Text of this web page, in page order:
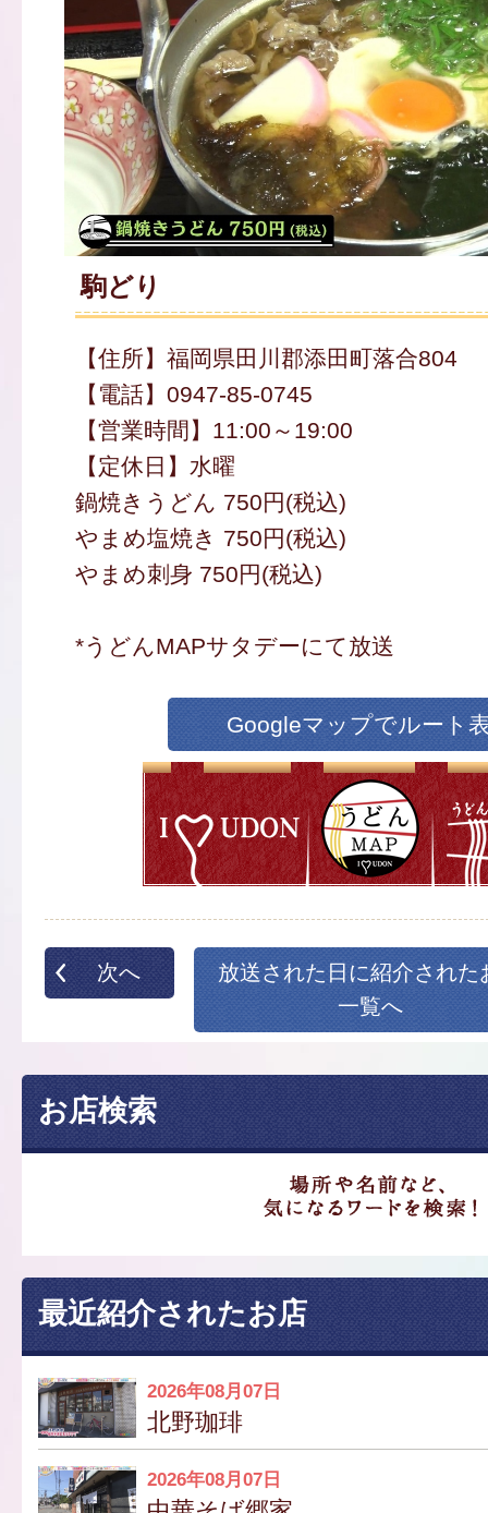
駒どり
【住所】福岡県田川郡添田町落合804
【電話】0947-85-0745
【営業時間】11:00～19:00
【定休日】水曜
鍋焼きうどん 750円(税込)
やまめ塩焼き 750円(税込)
やまめ刺身 750円(税込)
*うどんMAPサタデーにて放送
Googleマップでルート
次へ
放送された日に紹介された
一覧へ
お店検索
最近紹介されたお店
2026年08月07日
北野珈琲
2026年08月07日